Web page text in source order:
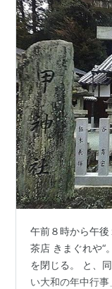
午前８時から午
茶店 きまぐれや“
を閉じる。 と、
い大和の年中行事